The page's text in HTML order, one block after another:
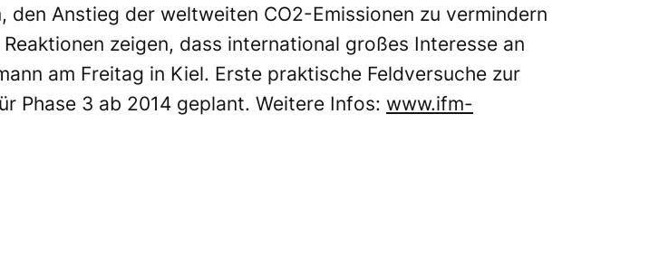
den Anstieg der weltweiten CO2-Emissionen zu vermindern
zeigen, dass international großes Interesse an
am Freitag in Kiel. Erste praktische Feldversuche zur
Phase 3 ab 2014 geplant. Weitere Infos: www.ifm-